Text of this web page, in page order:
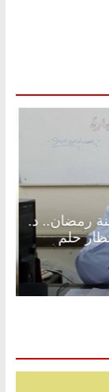
رمضان.. د.
حلم